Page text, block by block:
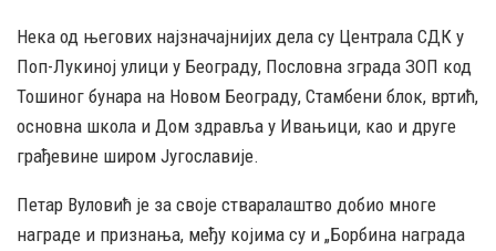
Нека од његових најзначајнијих дела су Централа СДК у
Поп-Лукиној улици у Београду, Пословна зграда ЗОП код
Тошиног бунара на Новом Београду, Стамбени блок, вртић,
основна школа и Дом здравља у Ивањици, као и друге
грађевине широм Југославије.
Петар Вуловић је за своје стваралаштво добио многе
награде и признања, међу којима су и „Борбина награда